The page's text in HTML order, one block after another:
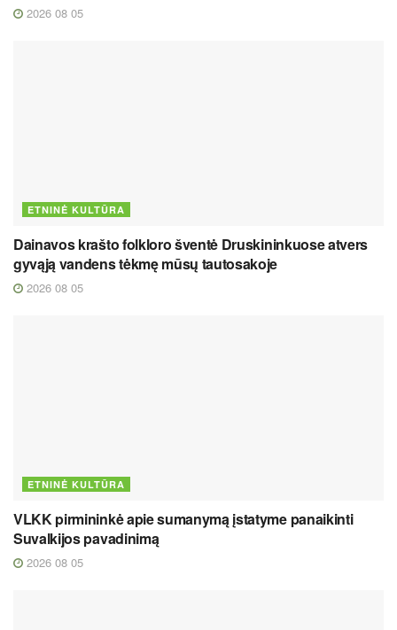
2026 08 05
ETNINĖ KULTŪRA
Dainavos krašto folkloro šventė Druskininkuose atvers
gyvąją vandens tėkmę mūsų tautosakoje
2026 08 05
ETNINĖ KULTŪRA
VLKK pirmininkė apie sumanymą įstatyme panaikinti
Suvalkijos pavadinimą
2026 08 05